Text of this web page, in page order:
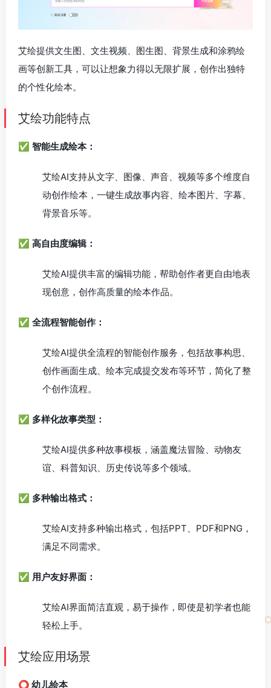
艾绘提供文生图、文生视频、图生图、背景生成和涂鸦绘
画等创新工具，可以让想象力得以无限扩展，创作出独特
的个性化绘本。
艾绘功能特点
✅ 智能生成绘本：
艾绘AI支持从文字、图像、声音、视频等多个维度自
动创作绘本，一键生成故事内容、绘本图片、字幕、
背景音乐等。
✅ 高自由度编辑：
艾绘AI提供丰富的编辑功能，帮助创作者更自由地表
现创意，创作高质量的绘本作品。
✅ 全流程智能创作：
艾绘AI提供全流程的智能创作服务，包括故事构思、
创作画面生成、绘本完成提交发布等环节，简化了整
个创作流程。
✅ 多样化故事类型：
艾绘AI提供多种故事模板，涵盖魔法冒险、动物友
谊、科普知识、历史传说等多个领域。
✅ 多种输出格式：
艾绘AI支持多种输出格式，包括PPT、PDF和PNG，
满足不同需求。
✅ 用户友好界面：
艾绘AI界面简洁直观，易于操作，即使是初学者也能
轻松上手。
艾绘应用场景
⭕️ 幼儿绘本